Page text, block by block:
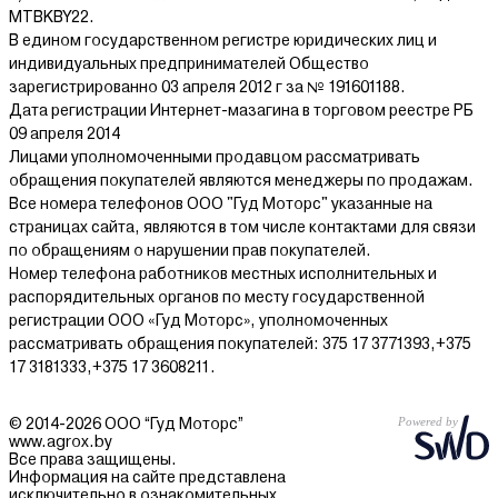
MTBKBY22.
В едином государственном регистре юридических лиц и
индивидуальных предпринимателей Общество
зарегистрированно 03 апреля 2012 г за № 191601188.
Дата регистрации Интернет-мазагина в торговом реестре РБ
09 апреля 2014
Лицами уполномоченными продавцом рассматривать
обращения покупателей являются менеджеры по продажам.
Все номера телефонов ООО "Гуд Моторс" указанные на
страницах сайта, являются в том числе контактами для связи
по обращениям о нарушении прав покупателей.
Номер телефона работников местных исполнительных и
распорядительных органов по месту государственной
регистрации ООО «Гуд Моторс», уполномоченных
рассматривать обращения покупателей: 375 17 3771393,+375
17 3181333,+375 17 3608211.
© 2014-2026 ООО “Гуд Моторс”
www.agrox.by
Все права защищены.
Информация на сайте представлена